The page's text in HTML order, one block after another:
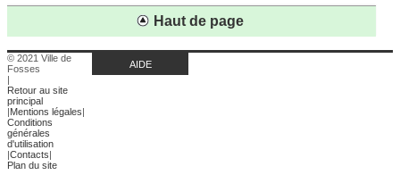
Haut de page
© 2021 Ville de
Fosses
Retour au site
principal
Mentions légales
Conditions
générales
d'utilisation
Contacts
Plan du site
AIDE